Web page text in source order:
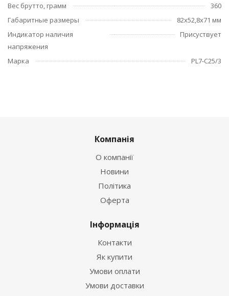
Вес брутто, грамм
360
Габаритные размеры
82х52,8х71 мм
Индикатор наличия
напряжения
Присуствует
Марка PL7-C25/3
Компанія
О компанії
Новини
Політика
Оферта
Інформація
Контакти
Як купити
Умови оплати
Умови доставки